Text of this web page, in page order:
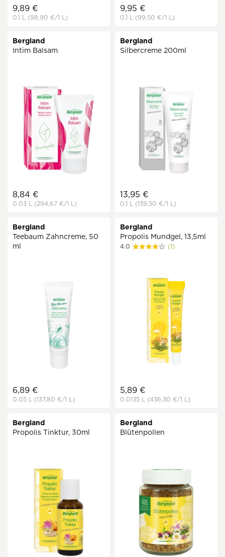
9,89 €
0.1 L (98,90 €/1 L)
9,95 €
0.1 L (99,50 €/1 L)
Bergland
Intim Balsam
8,84 €
0.03 L (294,67 €/1 L)
Bergland
Silbercreme 200ml
13,95 €
0.1 L (139,50 €/1 L)
Bergland
Teebaum Zahncreme, 50
ml
6,89 €
0.05 L (137,80 €/1 L)
Bergland
Propolis Mundgel, 13,5ml
4.0 (1)
5,89 €
0.0135 L (436,30 €/1 L)
Bergland
Propolis Tinktur, 30ml
Bergland
Blütenpollen